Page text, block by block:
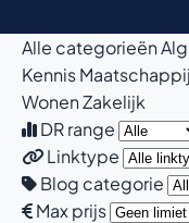
Alle categorieën
KennisMaatschappij
WonenZakelijk
DR range
Linktype
Blog categorie
Max prijs